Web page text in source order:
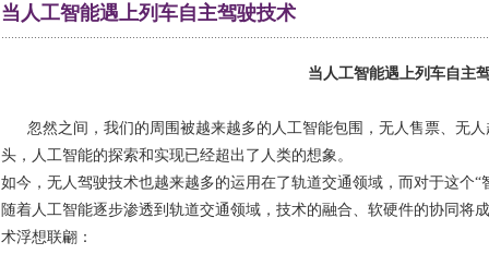
当人工智能遇上列车自主驾驶技术
当人工智能遇上列车自主
忽然之间，我们的周围被越来越多的人工智能包围，无人售票、无
头，人工智能的探索和实现已经超出了人类的想象。
如今，无人驾驶技术也越来越多的运用在了轨道交通领域，而对于这个
随着人工智能逐步渗透到轨道交通领域，技术的融合、软硬件的协同将
术浮想联翩：